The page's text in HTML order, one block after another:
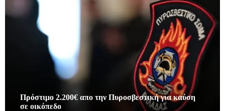
Πρόστιμο 2.200€ απο την Πυροσβεστική για καύση
σε οικόπεδο